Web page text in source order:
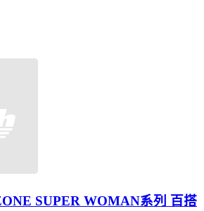
SUPER WOMAN系列 百搭